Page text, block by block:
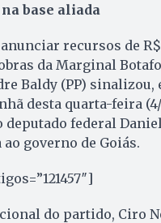
base aliada
recursos de
da Marginal
Baldy (PP) sinalizou,
desta quarta-feira
deputado federal
governo de Goiás.
do partido, Ciro